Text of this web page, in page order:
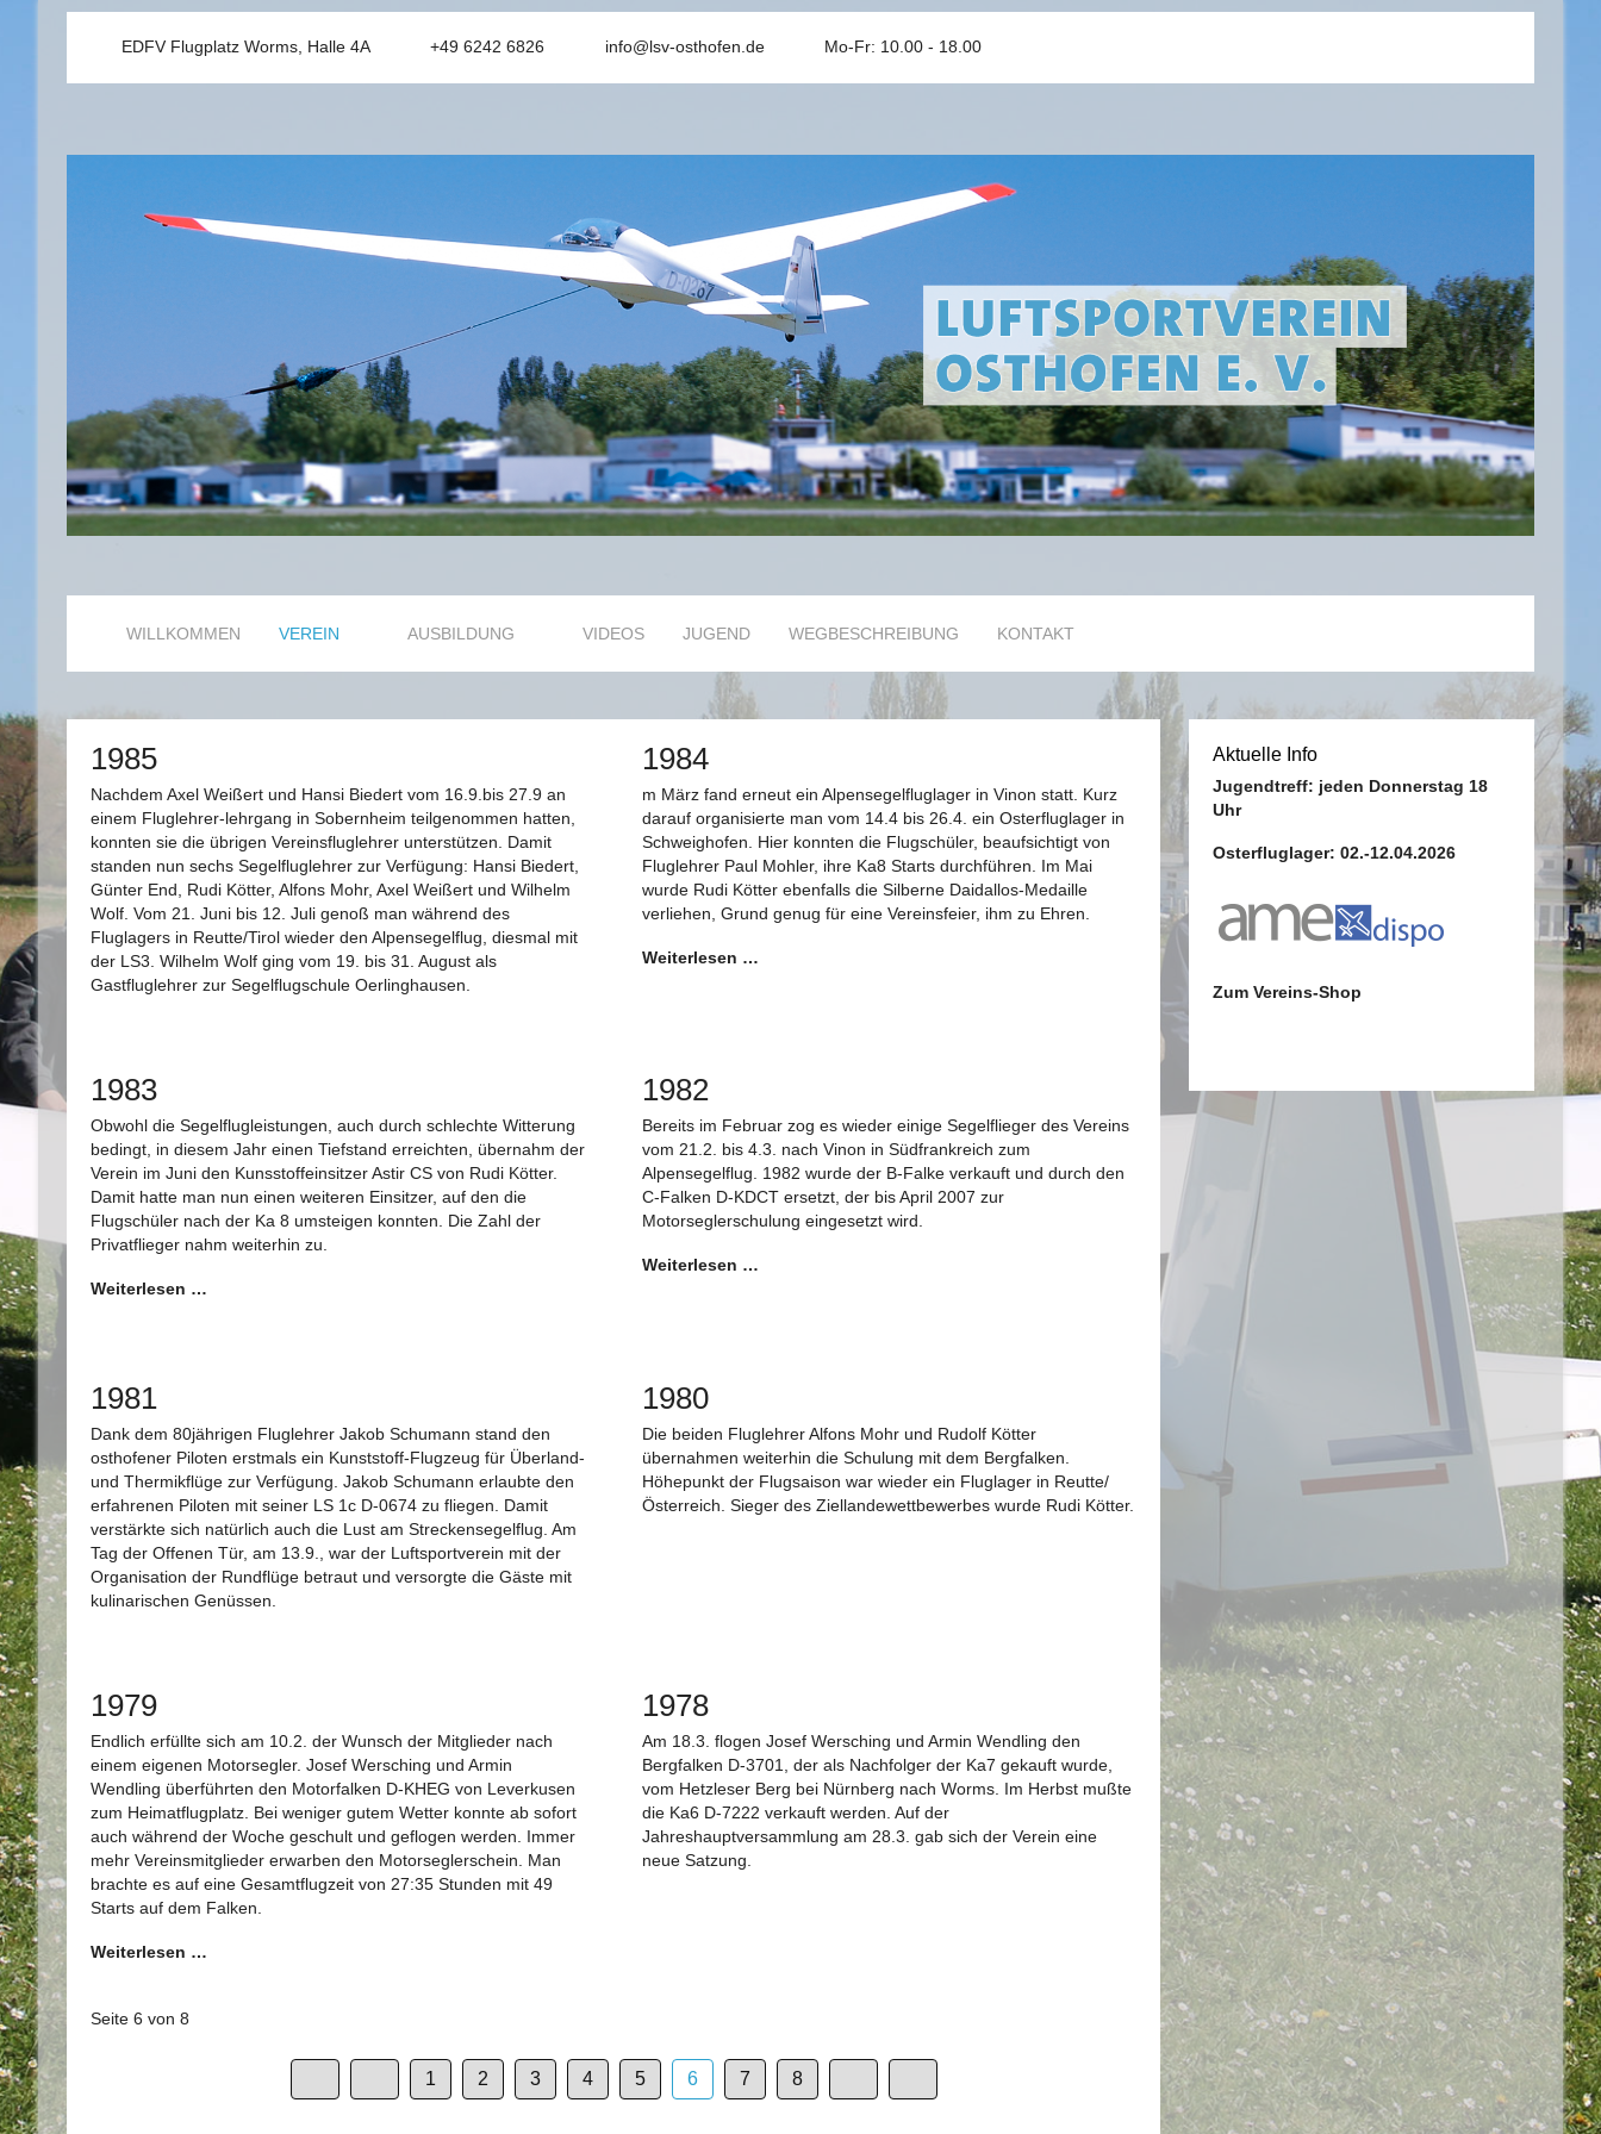
EDFV Flugplatz Worms, Halle 4A +49 6242 6826 info@lsv-osthofen.de Mo-Fr: 10.00 - 18.00
WILLKOMMEN VEREIN AUSBILDUNG VIDEOS JUGEND WEGBESCHREIBUNG KONTAKT
1985
Nachdem Axel Weißert und Hansi Biedert vom 16.9.bis 27.9 an
einem Fluglehrer-lehrgang in Sobernheim teilgenommen hatten,
konnten sie die übrigen Vereinsfluglehrer unterstützen. Damit
standen nun sechs Segelfluglehrer zur Verfügung: Hansi Biedert,
Günter End, Rudi Kötter, Alfons Mohr, Axel Weißert und Wilhelm
Wolf. Vom 21. Juni bis 12. Juli genoß man während des
Fluglagers in Reutte/Tirol wieder den Alpensegelflug, diesmal mit
der LS3. Wilhelm Wolf ging vom 19. bis 31. August als
Gastfluglehrer zur Segelflugschule Oerlinghausen.
1984
m März fand erneut ein Alpensegelfluglager in Vinon statt. Kurz
darauf organisierte man vom 14.4 bis 26.4. ein Osterfluglager in
Schweighofen. Hier konnten die Flugschüler, beaufsichtigt von
Fluglehrer Paul Mohler, ihre Ka8 Starts durchführen. Im Mai
wurde Rudi Kötter ebenfalls die Silberne Daidallos-Medaille
verliehen, Grund genug für eine Vereinsfeier, ihm zu Ehren.
Weiterlesen …
1983
Obwohl die Segelflugleistungen, auch durch schlechte Witterung
bedingt, in diesem Jahr einen Tiefstand erreichten, übernahm der
Verein im Juni den Kunsstoffeinsitzer Astir CS von Rudi Kötter.
Damit hatte man nun einen weiteren Einsitzer, auf den die
Flugschüler nach der Ka 8 umsteigen konnten. Die Zahl der
Privatflieger nahm weiterhin zu.
Weiterlesen …
1982
Bereits im Februar zog es wieder einige Segelflieger des Vereins
vom 21.2. bis 4.3. nach Vinon in Südfrankreich zum
Alpensegelflug. 1982 wurde der B-Falke verkauft und durch den
C-Falken D-KDCT ersetzt, der bis April 2007 zur
Motorseglerschulung eingesetzt wird.
Weiterlesen …
1981
Dank dem 80jährigen Fluglehrer Jakob Schumann stand den
osthofener Piloten erstmals ein Kunststoff-Flugzeug für Überland-
und Thermikflüge zur Verfügung. Jakob Schumann erlaubte den
erfahrenen Piloten mit seiner LS 1c D-0674 zu fliegen. Damit
verstärkte sich natürlich auch die Lust am Streckensegelflug. Am
Tag der Offenen Tür, am 13.9., war der Luftsportverein mit der
Organisation der Rundflüge betraut und versorgte die Gäste mit
kulinarischen Genüssen.
1980
Die beiden Fluglehrer Alfons Mohr und Rudolf Kötter
übernahmen weiterhin die Schulung mit dem Bergfalken.
Höhepunkt der Flugsaison war wieder ein Fluglager in Reutte/
Österreich. Sieger des Ziellandewettbewerbes wurde Rudi Kötter.
1979
Endlich erfüllte sich am 10.2. der Wunsch der Mitglieder nach
einem eigenen Motorsegler. Josef Wersching und Armin
Wendling überführten den Motorfalken D-KHEG von Leverkusen
zum Heimatflugplatz. Bei weniger gutem Wetter konnte ab sofort
auch während der Woche geschult und geflogen werden. Immer
mehr Vereinsmitglieder erwarben den Motorseglerschein. Man
brachte es auf eine Gesamtflugzeit von 27:35 Stunden mit 49
Starts auf dem Falken.
Weiterlesen …
1978
Am 18.3. flogen Josef Wersching und Armin Wendling den
Bergfalken D-3701, der als Nachfolger der Ka7 gekauft wurde,
vom Hetzleser Berg bei Nürnberg nach Worms. Im Herbst mußte
die Ka6 D-7222 verkauft werden. Auf der
Jahreshauptversammlung am 28.3. gab sich der Verein eine
neue Satzung.
Seite 6 von 8
1 2 3 4 5 6 7 8
Aktuelle Info
Jugendtreff: jeden Donnerstag 18
Uhr
Osterfluglager: 02.-12.04.2026
Zum Vereins-Shop